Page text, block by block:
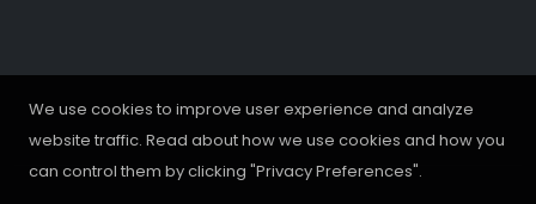
We use cookies to improve user experience and analyze
website traffic. Read about how we use cookies and how you
can control them by clicking "Privacy Preferences".